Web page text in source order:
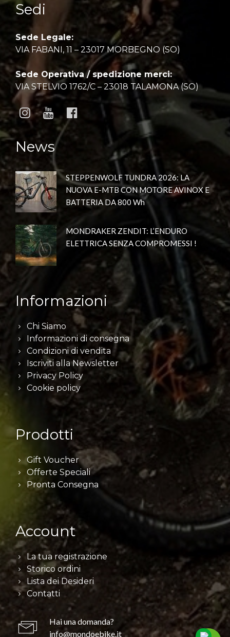
Sedi
Sede Legale:
VIA FABANI, 11 – 23017 MORBEGNO (SO)
Sede Operativa / spedizione merci:
VIA STELVIO 1762/C – 23018 TALAMONA (SO)
News
STEPPENWOLF TUNDRA 2026: LA
NUOVA E-MTB CON MOTORE AVINOX E
BATTERIA DA 800 Wh
MONDRAKER ZENDIT: L’ENDURO
ELETTRICA SENZA COMPROMESSI !
Informazioni
Chi Siamo
Informazioni di consegna
Condizioni di vendita
Iscriviti alla Newsletter
Privacy Policy
Cookie policy
Prodotti
Gift Voucher
Offerte Speciali
Pronta Consegna
Account
La tua registrazione
Storico ordini
Lista dei Desideri
Contatti
Hai una domanda?
info@mondoebike.it